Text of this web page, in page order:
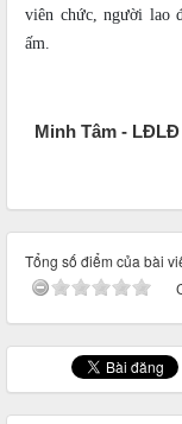
viên chức, người lao
ấm.
Minh Tâm -
Tổng số điểm của bài